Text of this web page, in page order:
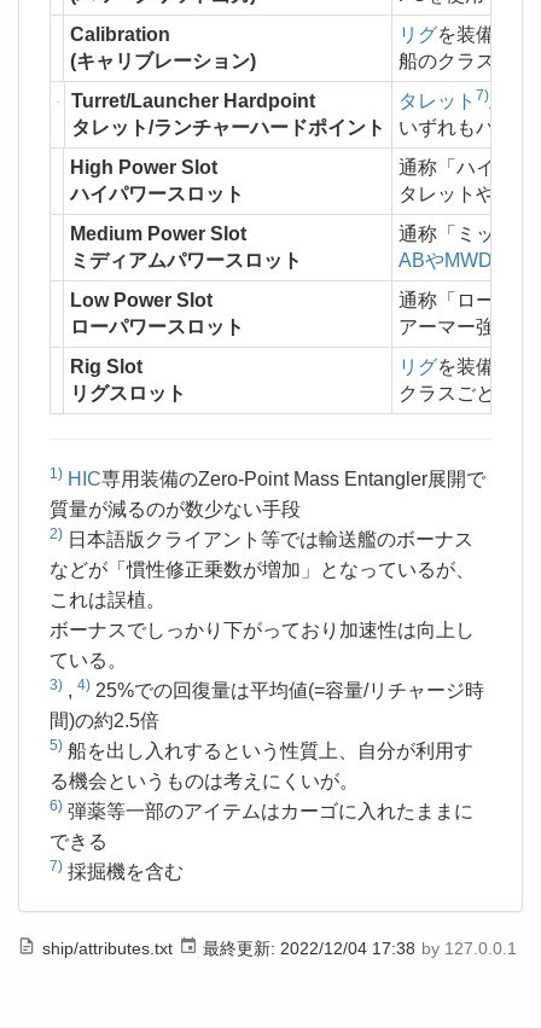
Calibration
(キャリブレーション)
リグを装備する
船のクラスと
Turret/Launcher Hardpoint
タレット/ランチャーハードポイント
タレット 7)
いずれもハイス
High Power Slot
ハイパワースロット
通称「ハイスロ
タレットやラ
Medium Power Slot
ミディアムパワースロット
通称「ミッドス
ABやMWD
Low Power Slot
ローパワースロット
通称「ロースロ
アーマー強化、
Rig Slot
リグスロット
リグを装備する
クラスごとに
1) HIC専用装備のZero-Point Mass Entangler展開で
質量が減るのが数少ない手段
2) 日本語版クライアント等では輸送艦のボーナス
などが「慣性修正乗数が増加」となっているが、
これは誤植。
ボーナスでしっかり下がっており加速性は向上し
ている。
3) , 4) 25%での回復量は平均値(=容量/リチャージ時
間)の約2.5倍
5) 船を出し入れするという性質上、自分が利用す
る機会というものは考えにくいが。
6) 弾薬等一部のアイテムはカーゴに入れたままに
できる
7) 採掘機を含む
ship/attributes.txt 最終更新: 2022/12/04 17:38 by 127.0.0.1